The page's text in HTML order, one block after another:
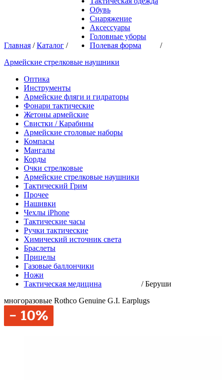
Главная /Каталог /
Обувь
Снаряжение
Аксессуары
Головные уборы
Полевая форма
/
Армейские стрелковые наушники
Оптика
Инструменты
Армейские фляги и гидраторы
Фонари тактические
Жетоны армейские
Свистки / Карабины
Армейские столовые наборы
Компасы
Мангалы
Корды
Очки стрелковые
Армейские стрелковые наушники
Тактический Грим
Прочее
Нашивки
Чехлы iPhone
Тактические часы
Ручки тактические
Химический источник света
Браслеты
Прицелы
Газовые баллончики
Ножи
Тактическая медицина
/Беруши
многоразовые Rothco Genuine G.I. Earplugs